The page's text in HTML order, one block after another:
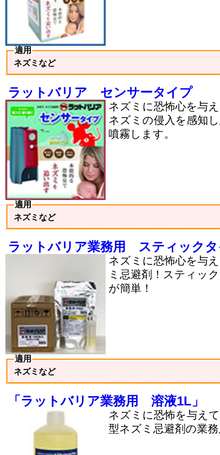
適用
ネズミなど
ラットバリア センサータイプ
ネズミに恐怖心を与
ネズミの侵入を感知
噴霧します。
適用
ネズミなど
ラットバリア業務用 スティック
ネズミに恐怖心を与
ミ忌避剤！スティッ
が簡単！
適用
ネズミなど
「ラットバリア業務用 溶液1L」
ネズミに恐怖を与え
型ネズミ忌避剤の業